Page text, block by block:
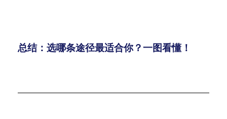
总结：选哪条途径最适合你？一图看懂！